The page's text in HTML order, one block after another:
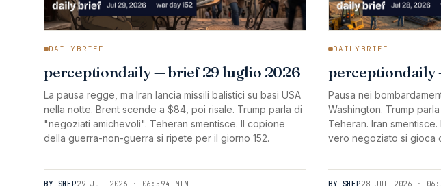
DAILYBRIEF
perceptiondaily — brief 29 luglio 2026
La pausa regge, ma Iran lancia missili balistici su basi USA
nella notte. Brent scende a $84, poi risale. Trump parla di
"negoziati amichevoli". Teheran smentisce. Il copione
della guerra-non-guerra si ripete per il giorno 152.
BY SHEP29 JUL 2026 · 06:594 MIN
DAILYBRIEF
perceptiondaily
Pausa nei
Washington. Trump
Teheran. Iran
vero negoziato si gioca
BY SHEP28 JUL 2026 ·